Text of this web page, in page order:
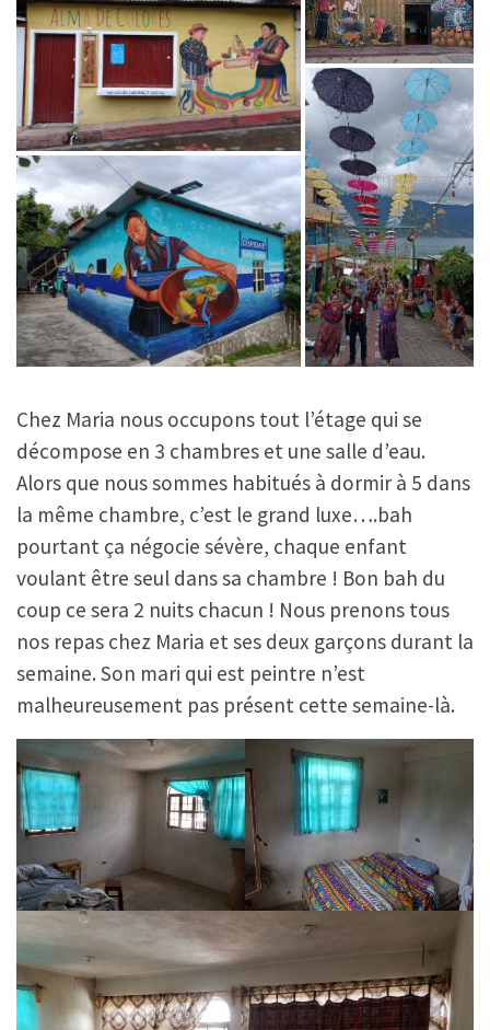
Chez Maria nous occupons tout l’étage qui se
décompose en 3 chambres et une salle d’eau.
Alors que nous sommes habitués à dormir à 5 dans
la même chambre, c’est le grand luxe….bah
pourtant ça négocie sévère, chaque enfant
voulant être seul dans sa chambre ! Bon bah du
coup ce sera 2 nuits chacun ! Nous prenons tous
nos repas chez Maria et ses deux garçons durant la
semaine. Son mari qui est peintre n’est
malheureusement pas présent cette semaine-là.